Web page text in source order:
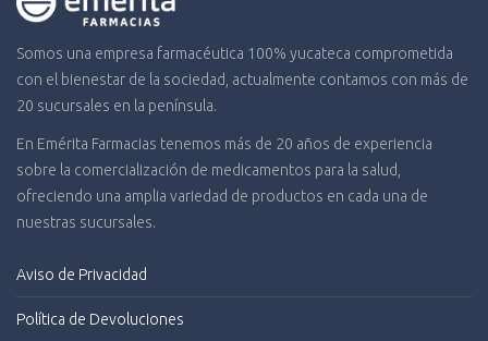
Somos una empresa farmacéutica 100% yucateca comprometida
con el bienestar de la sociedad, actualmente contamos con más de
20 sucursales en la península.
En Emérita Farmacias tenemos más de 20 años de experiencia
sobre la comercialización de medicamentos para la salud,
ofreciendo una amplia variedad de productos en cada una de
nuestras sucursales.
Aviso de Privacidad
Política de Devoluciones